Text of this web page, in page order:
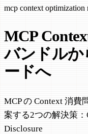
mcp context optimization
MCP
バンドルか
ードへ
MCP の Context 消費
案する2つの解決策：
Disclosure